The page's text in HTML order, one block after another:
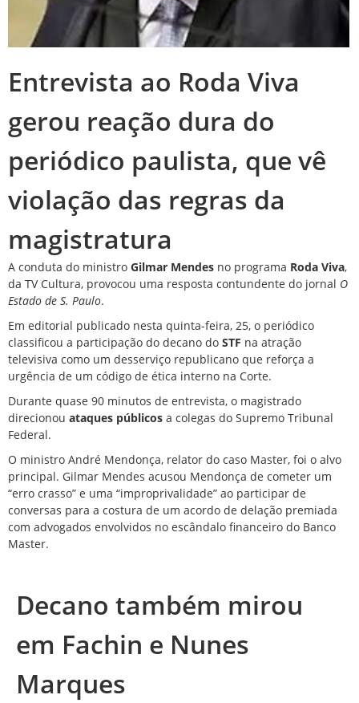
Entrevista ao Roda Viva
gerou reação dura do
periódico paulista, que vê
violação das regras da
magistratura
A conduta do ministro Gilmar Mendes no programa Roda Viva,
da TV Cultura, provocou uma resposta contundente do jornal O
Estado de S. Paulo.
Em editorial publicado nesta quinta-feira, 25, o periódico
classificou a participação do decano do STF na atração
televisiva como um desserviço republicano que reforça a
urgência de um código de ética interno na Corte.
Durante quase 90 minutos de entrevista, o magistrado
direcionou ataques públicos a colegas do Supremo Tribunal
Federal.
O ministro André Mendonça, relator do caso Master, foi o alvo
principal. Gilmar Mendes acusou Mendonça de cometer um
“erro crasso” e uma “improprivalidade” ao participar de
conversas para a costura de um acordo de delação premiada
com advogados envolvidos no escândalo financeiro do Banco
Master.
Decano também mirou
em Fachin e Nunes
Marques